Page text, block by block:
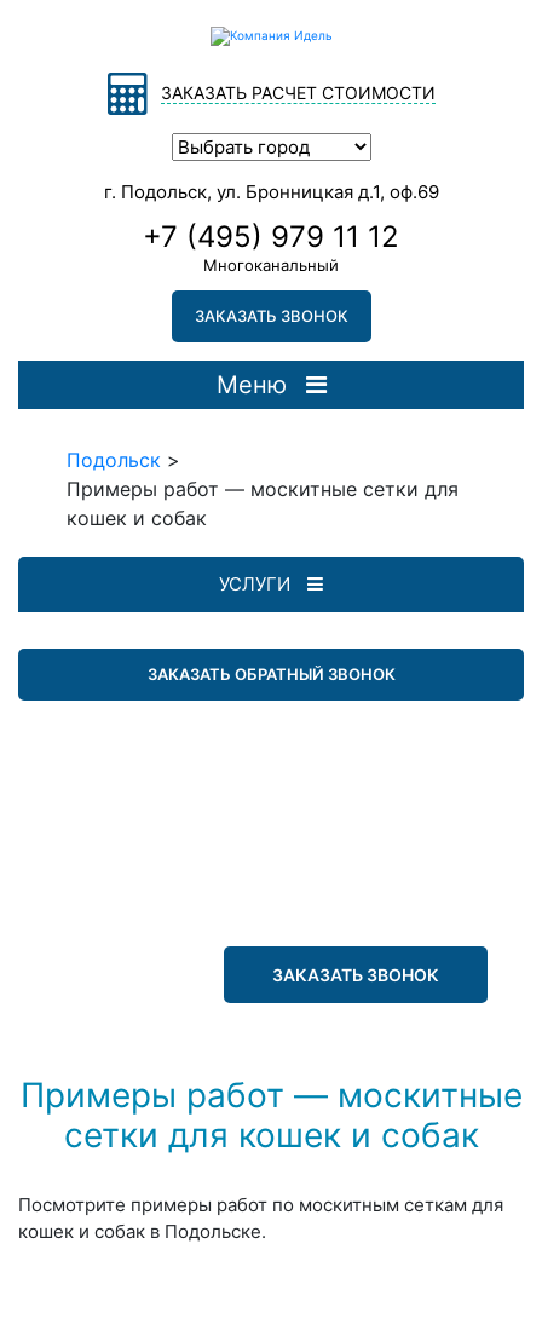
ЗАКАЗАТЬ РАСЧЕТ СТОИМОСТИ
г. Подольск, ул. Бронницкая д.1, оф.69
+7 (495) 979 11 12
Многоканальный
ЗАКАЗАТЬ ЗВОНОК
Меню
Подольск >
Примеры работ — москитные сетки для
кошек и собак
УСЛУГИ
ЗАКАЗАТЬ ОБРАТНЫЙ ЗВОНОК
ЗАКАЗАТЬ ЗВОНОК
Примеры работ — москитные
сетки для кошек и собак
Посмотрите примеры работ по москитным сеткам для
кошек и собак в Подольске.